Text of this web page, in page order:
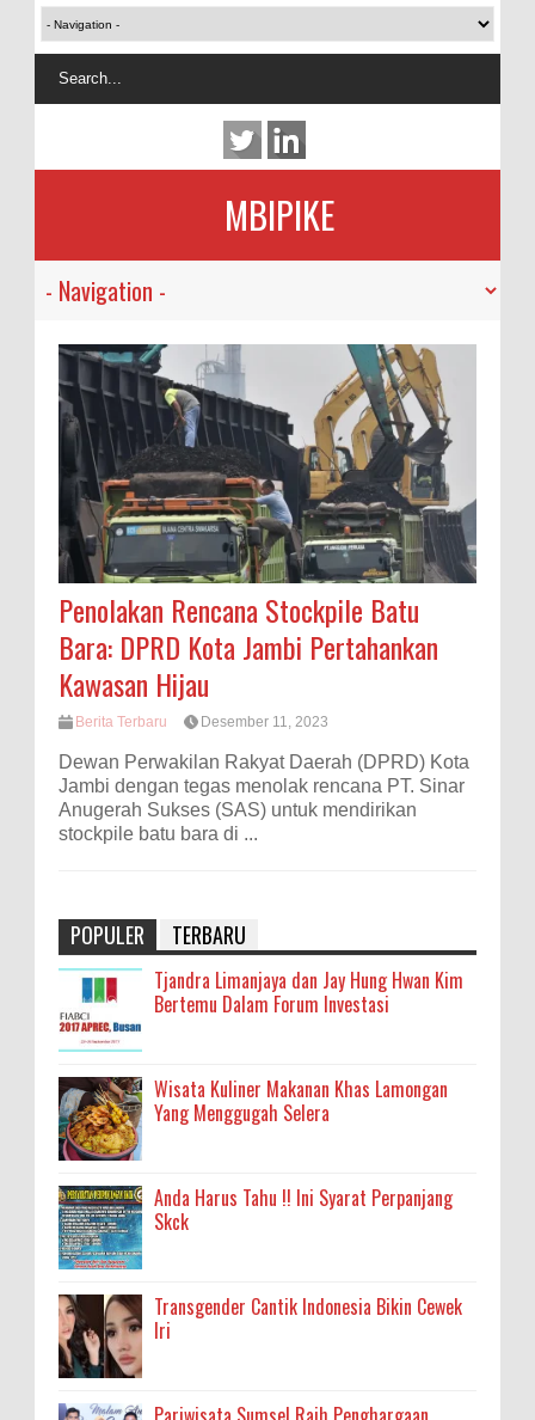
MBIPIKE
Penolakan Rencana Stockpile Batu
Bara: DPRD Kota Jambi Pertahankan
Kawasan Hijau
Berita Terbaru Desember 11, 2023
Dewan Perwakilan Rakyat Daerah (DPRD) Kota
Jambi dengan tegas menolak rencana PT. Sinar
Anugerah Sukses (SAS) untuk mendirikan
stockpile batu bara di ...
POPULER TERBARU
Tjandra Limanjaya dan Jay Hung Hwan Kim
Bertemu Dalam Forum Investasi
Wisata Kuliner Makanan Khas Lamongan
Yang Menggugah Selera
Anda Harus Tahu !! Ini Syarat Perpanjang
Skck
Transgender Cantik Indonesia Bikin Cewek
Iri